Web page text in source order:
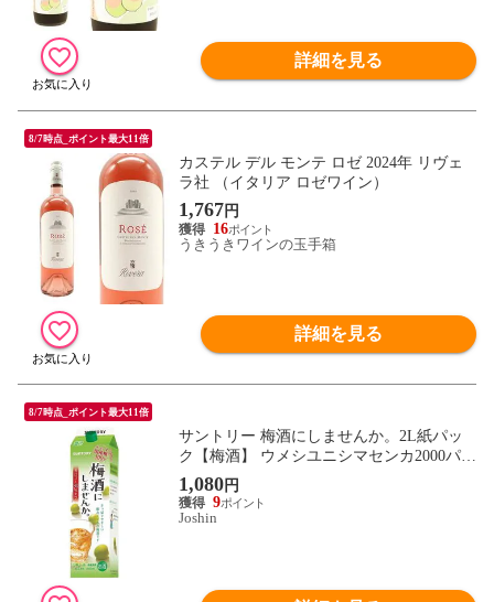
詳細を見る
8/7時点_ポイント最大11倍
カステル デル モンテ ロゼ 2024年 リヴェ
ラ社 （イタリア ロゼワイン）
1,767 円
16
うきうきワインの玉手箱
詳細を見る
8/7時点_ポイント最大11倍
サントリー 梅酒にしませんか。2L紙パッ
ク【梅酒】 ウメシユニシマセンカ2000パツ
ク 【返品種別B】
1,080円
9
Joshin